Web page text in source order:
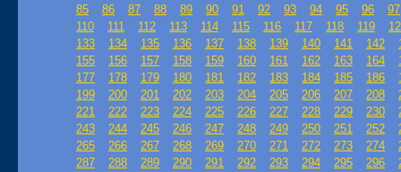
85
86 87 88 89 90 91 92 93 94 95 96
97
110
111 112 113 114 115 116 117 118 119
133
134 135 136 137 138 139 140 141 142
155
156 157 158 159 160 161 162 163 164
177
178 179 180 181 182 183 184 185 186
199
200 201 202 203 204 205 206 207 208
221
222 223 224 225 226 227 228 229 230
243
244 245 246 247 248 249 250 251 252
265
266 267 268 269 270 271 272 273 274
287
288 289 290 291 292 293 294 295 296